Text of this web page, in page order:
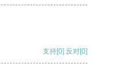
支持[0] 反对[0]